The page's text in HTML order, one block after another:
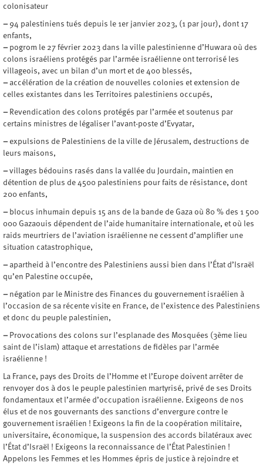
colonisateur
– 94 palestiniens tués depuis le 1er janvier 2023, (1 par jour), dont 17
enfants,
– pogrom le 27 février 2023 dans la ville palestinienne d’Huwara où des
colons israéliens protégés par l’armée israélienne ont terrorisé les
villageois, avec un bilan d’un mort et de 400 blessés,
– accélération de la création de nouvelles colonies et extension de
celles existantes dans les Territoires palestiniens occupés,
– Revendication des colons protégés par l’armée et soutenus par
certains ministres de légaliser l’avant-poste d’Evyatar,
– expulsions de Palestiniens de la ville de Jérusalem, destructions de
leurs maisons,
– villages bédouins rasés dans la vallée du Jourdain, maintien en
détention de plus de 4500 palestiniens pour faits de résistance, dont
200 enfants,
– blocus inhumain depuis 15 ans de la bande de Gaza où 80 % des 1 500
000 Gazaouis dépendent de l’aide humanitaire internationale, et où les
raids meurtriers de l’aviation israélienne ne cessent d’amplifier une
situation catastrophique,
– apartheid à l’encontre des Palestiniens aussi bien dans l’État d’Israël
qu’en Palestine occupée,
– négation par le Ministre des Finances du gouvernement israélien à
l’occasion de sa récente visite en France, de l’existence des Palestiniens
et donc du peuple palestinien,
– Provocations des colons sur l’esplanade des Mosquées (3ème lieu
saint de l’islam) attaque et arrestations de fidèles par l’armée
israélienne !
La France, pays des Droits de l’Homme et l’Europe doivent arrêter de
renvoyer dos à dos le peuple palestinien martyrisé, privé de ses Droits
fondamentaux et l’armée d’occupation israélienne. Exigeons de nos
élus et de nos gouvernants des sanctions d’envergure contre le
gouvernement israélien ! Exigeons la fin de la coopération militaire,
universitaire, économique, la suspension des accords bilatéraux avec
l’État d’Israël ! Exigeons la reconnaissance de l’État Palestinien !
Appelons les Femmes et les Hommes épris de justice à rejoindre et